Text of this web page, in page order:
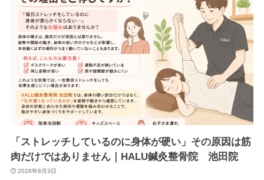
「ストレッチしているのに身体が硬い」その原因は筋
肉だけではありません｜HALU鍼灸整骨院 池田院
2026年8月3日